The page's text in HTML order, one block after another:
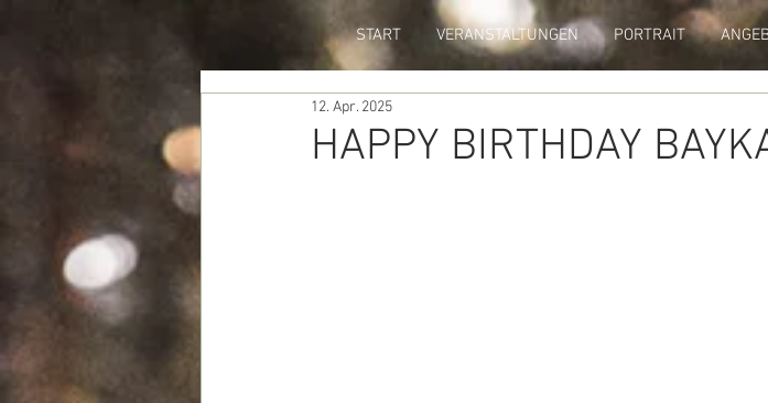
START VERANSTALTUNGEN PORTRAIT
HAPPY BIRTHDAY
12. Apr. 2025